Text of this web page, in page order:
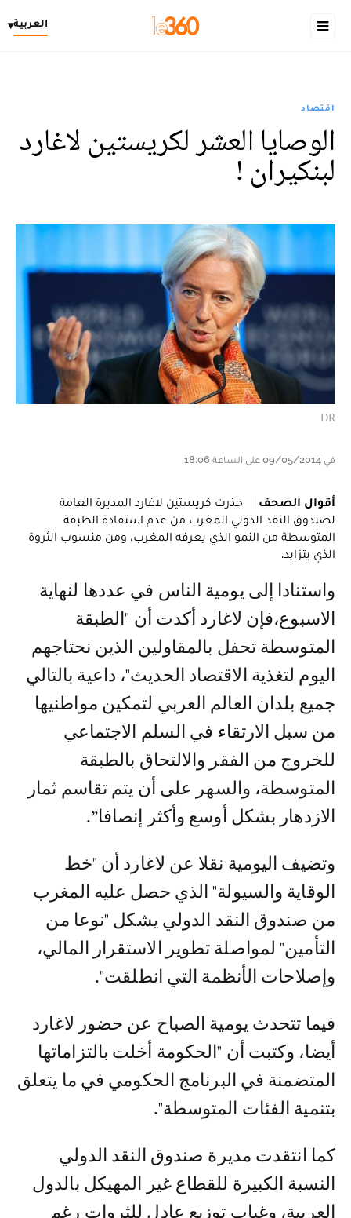
العربية▾
اقتصاد
الوصايا العشر لكريستين لاغارد
لبنكيران !
DR
في 09/05/2014 على الساعة 18:06
أقوال الصحف
حذرت كريستين لاغارد المديرة العامة
لصندوق النقد الدولي المغرب من عدم استفادة الطبقة
المتوسطة من النمو الذي يعرفه المغرب، ومن منسوب الثروة
الذي يتزايد.
واستنادا إلى يومية الناس في عددها لنهاية
الاسبوع،فإن لاغارد أكدت أن "الطبقة
المتوسطة تحفل بالمقاولين الذين نحتاجهم
اليوم لتغذية الاقتصاد الحديث"، داعية بالتالي
جميع بلدان العالم العربي لتمكين مواطنيها
من سبل الارتقاء في السلم الاجتماعي
للخروج من الفقر والالتحاق بالطبقة
المتوسطة، والسهر على أن يتم تقاسم ثمار
الازدهار بشكل أوسع وأكثر إنصافا”.
وتضيف اليومية نقلا عن لاغارد أن "خط
الوقاية والسيولة" الذي حصل عليه المغرب
من صندوق النقد الدولي يشكل "نوعا من
التأمين" لمواصلة تطوير الاستقرار المالي،
وإصلاحات الأنظمة التي انطلقت".
فيما تتحدث يومية الصباح عن حضور لاغارد
أيضا، وكتبت أن "الحكومة أخلت بالتزاماتها
المتضمنة في البرنامج الحكومي في ما يتعلق
بتنمية الفئات المتوسطة".
كما انتقدت مديرة صندوق النقد الدولي
النسبة الكبيرة للقطاع غير المهيكل بالدول
العربية، وغياب توزيع عادل للثروات رغم